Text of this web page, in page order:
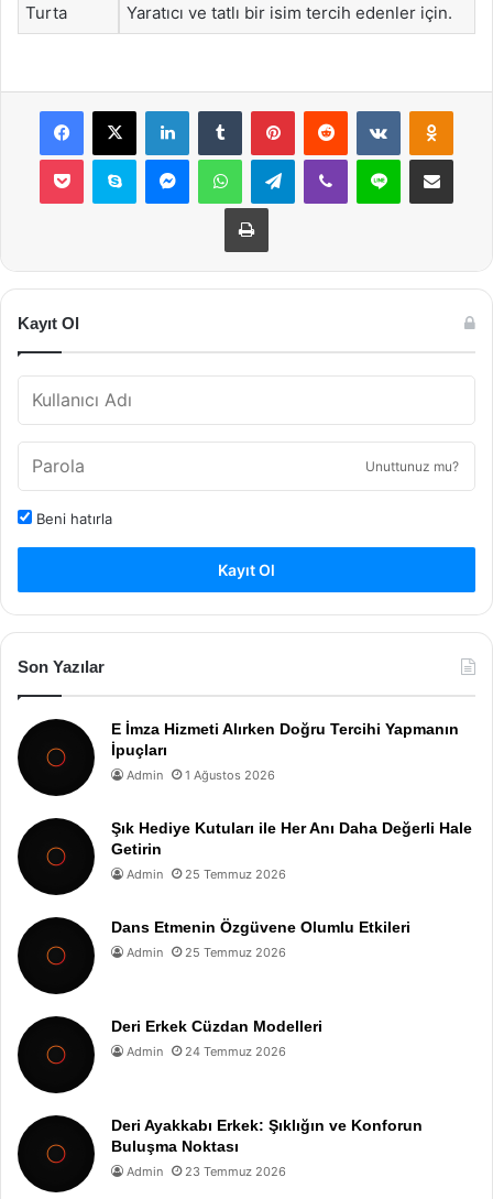
Turta Yaratıcı ve tatlı bir isim tercih edenler için.
Facebook
X LinkedInTumblr PinterestReddit VKontakte
Pocket Skype MessengerWhatsAppTelegramViber Line E-Posta ile
Yazdır
Kayıt Ol
Unuttunuz mu?
Beni hatırla
Kayıt Ol
Son Yazılar
E İmza Hizmeti Alırken Doğru Tercihi Yapmanın
İpuçları
Admin 1 Ağustos 2026
Şık Hediye Kutuları ile Her Anı Daha Değerli Hale
Getirin
Admin 25 Temmuz 2026
Dans Etmenin Özgüvene Olumlu Etkileri
Admin 25 Temmuz 2026
Deri Erkek Cüzdan Modelleri
Admin 24 Temmuz 2026
Deri Ayakkabı Erkek: Şıklığın ve Konforun
Buluşma Noktası
Admin 23 Temmuz 2026